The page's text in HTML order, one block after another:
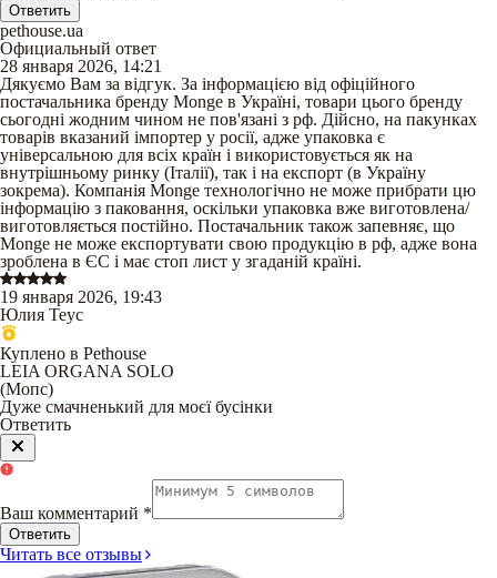
Ответить
pethouse.ua
Официальный ответ
28 января 2026, 14:21
Дякуємо Вам за відгук. За інформацією від офіційного
постачальника бренду Monge в Україні, товари цього бренду
сьогодні жодним чином не пов'язані з рф. Дійсно, на пакунках
товарів вказаний імпортер у росії, адже упаковка є
універсальною для всіх країн і використовується як на
внутрішньому ринку (Італії), так і на експорт (в Україну
зокрема). Компанія Monge технологічно не може прибрати цю
інформацію з паковання, оскільки упаковка вже виготовлена/
виготовляється постійно. Постачальник також запевняє, що
Monge не може експортувати свою продукцію в рф, адже вона
зроблена в ЄС і має стоп лист у згаданій країні.
19 января 2026, 19:43
Юлия Теус
Куплено в Pethouse
LEIA ORGANA SOLO
(Мопс)
Дуже смачненький для моєї бусінки
Ответить
Ваш комментарий *
Ответить
Читать все отзывы